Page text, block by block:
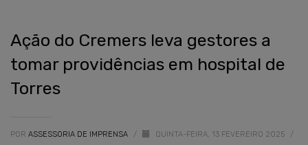
Ação do Cremers leva gestores a
tomar providências em hospital de
Torres
POR ASSESSORIA DE IMPRENSA / QUINTA-FEIRA, 13 FEVEREIRO 2025 /